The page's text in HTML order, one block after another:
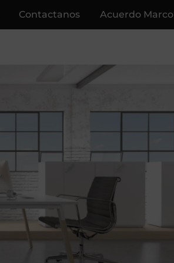
Contactanos Acuerdo Marco